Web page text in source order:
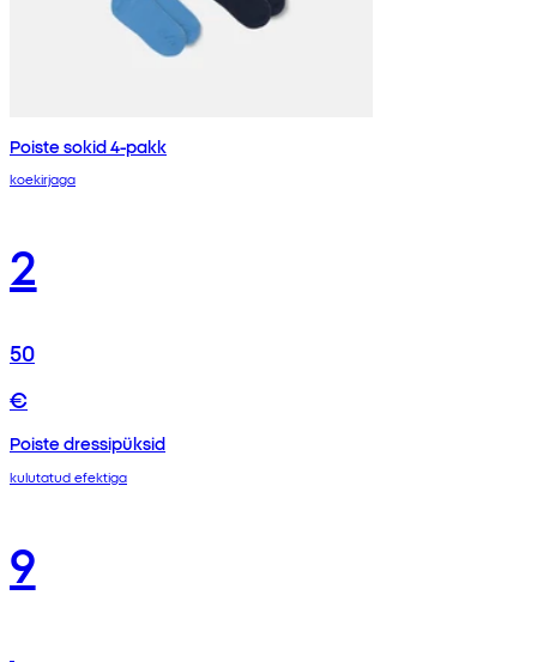
Poiste sokid 4-pakk
koekirjaga
2
50
€
Poiste dressipüksid
kulutatud efektiga
9